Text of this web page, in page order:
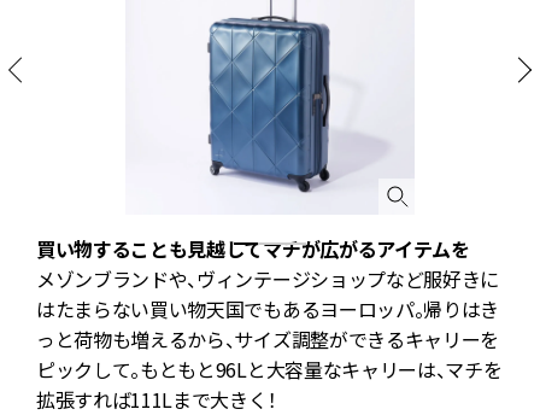
買い物することも見越してマチが広がるアイテムを
メゾンブランドや、ヴィンテージショップなど服好きに
はたまらない買い物天国でもあるヨーロッパ。帰りはき
っと荷物も増えるから、サイズ調整ができるキャリーを
ピックして。もともと96Lと大容量なキャリーは、マチを
拡張すれば111Lまで大きく！